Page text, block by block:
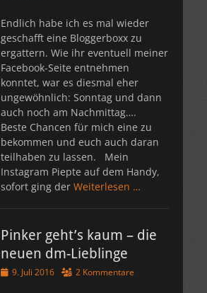
Endlich habe ich es mal wieder
geschafft eine Bloggerboxx zu
ergattern. Wie ihr eventuell meiner
Facebook-Seite entnehmen
konntet, war es diesmal eher
ungewöhnlich: Sonntag und dann
auch noch am Nachmittag….
Beste Chancen für mich eine zu
bekommen und euch auch daran
teilhaben zu lassen. Mein
Instagram Piepte auf dem Handy,
sofort ging der Weiterlesen …
Pinker geht’s kaum – die
neuen dm-Lieblinge
Veröffentlicht
9. Juli 2016 2 Kommentare